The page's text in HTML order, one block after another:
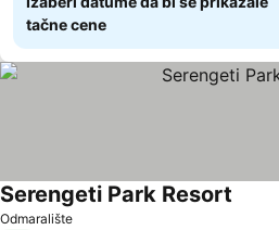
tačne cene
Odmaralište
Serengeti Park Resort